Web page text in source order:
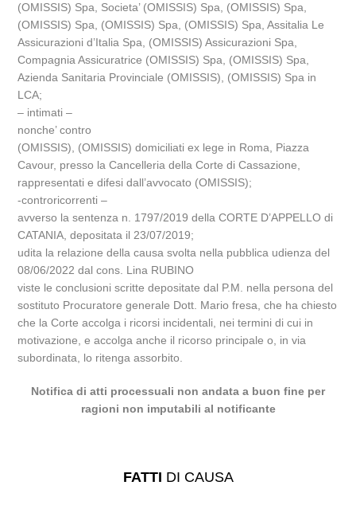
(OMISSIS) Spa, Societa’ (OMISSIS) Spa, (OMISSIS) Spa,
(OMISSIS) Spa, (OMISSIS) Spa, (OMISSIS) Spa, Assitalia Le
Assicurazioni d’Italia Spa, (OMISSIS) Assicurazioni Spa,
Compagnia Assicuratrice (OMISSIS) Spa, (OMISSIS) Spa,
Azienda Sanitaria Provinciale (OMISSIS), (OMISSIS) Spa in
LCA;
– intimati –
nonche’ contro
(OMISSIS), (OMISSIS) domiciliati ex lege in Roma, Piazza
Cavour, presso la Cancelleria della Corte di Cassazione,
rappresentati e difesi dall’avvocato (OMISSIS);
-controricorrenti –
avverso la sentenza n. 1797/2019 della CORTE D’APPELLO di
CATANIA, depositata il 23/07/2019;
udita la relazione della causa svolta nella pubblica udienza del
08/06/2022 dal cons. Lina RUBINO
viste le conclusioni scritte depositate dal P.M. nella persona del
sostituto Procuratore generale Dott. Mario fresa, che ha chiesto
che la Corte accolga i ricorsi incidentali, nei termini di cui in
motivazione, e accolga anche il ricorso principale o, in via
subordinata, lo ritenga assorbito.
Notifica di atti processuali non andata a buon fine per
ragioni non imputabili al notificante
FATTI DI CAUSA